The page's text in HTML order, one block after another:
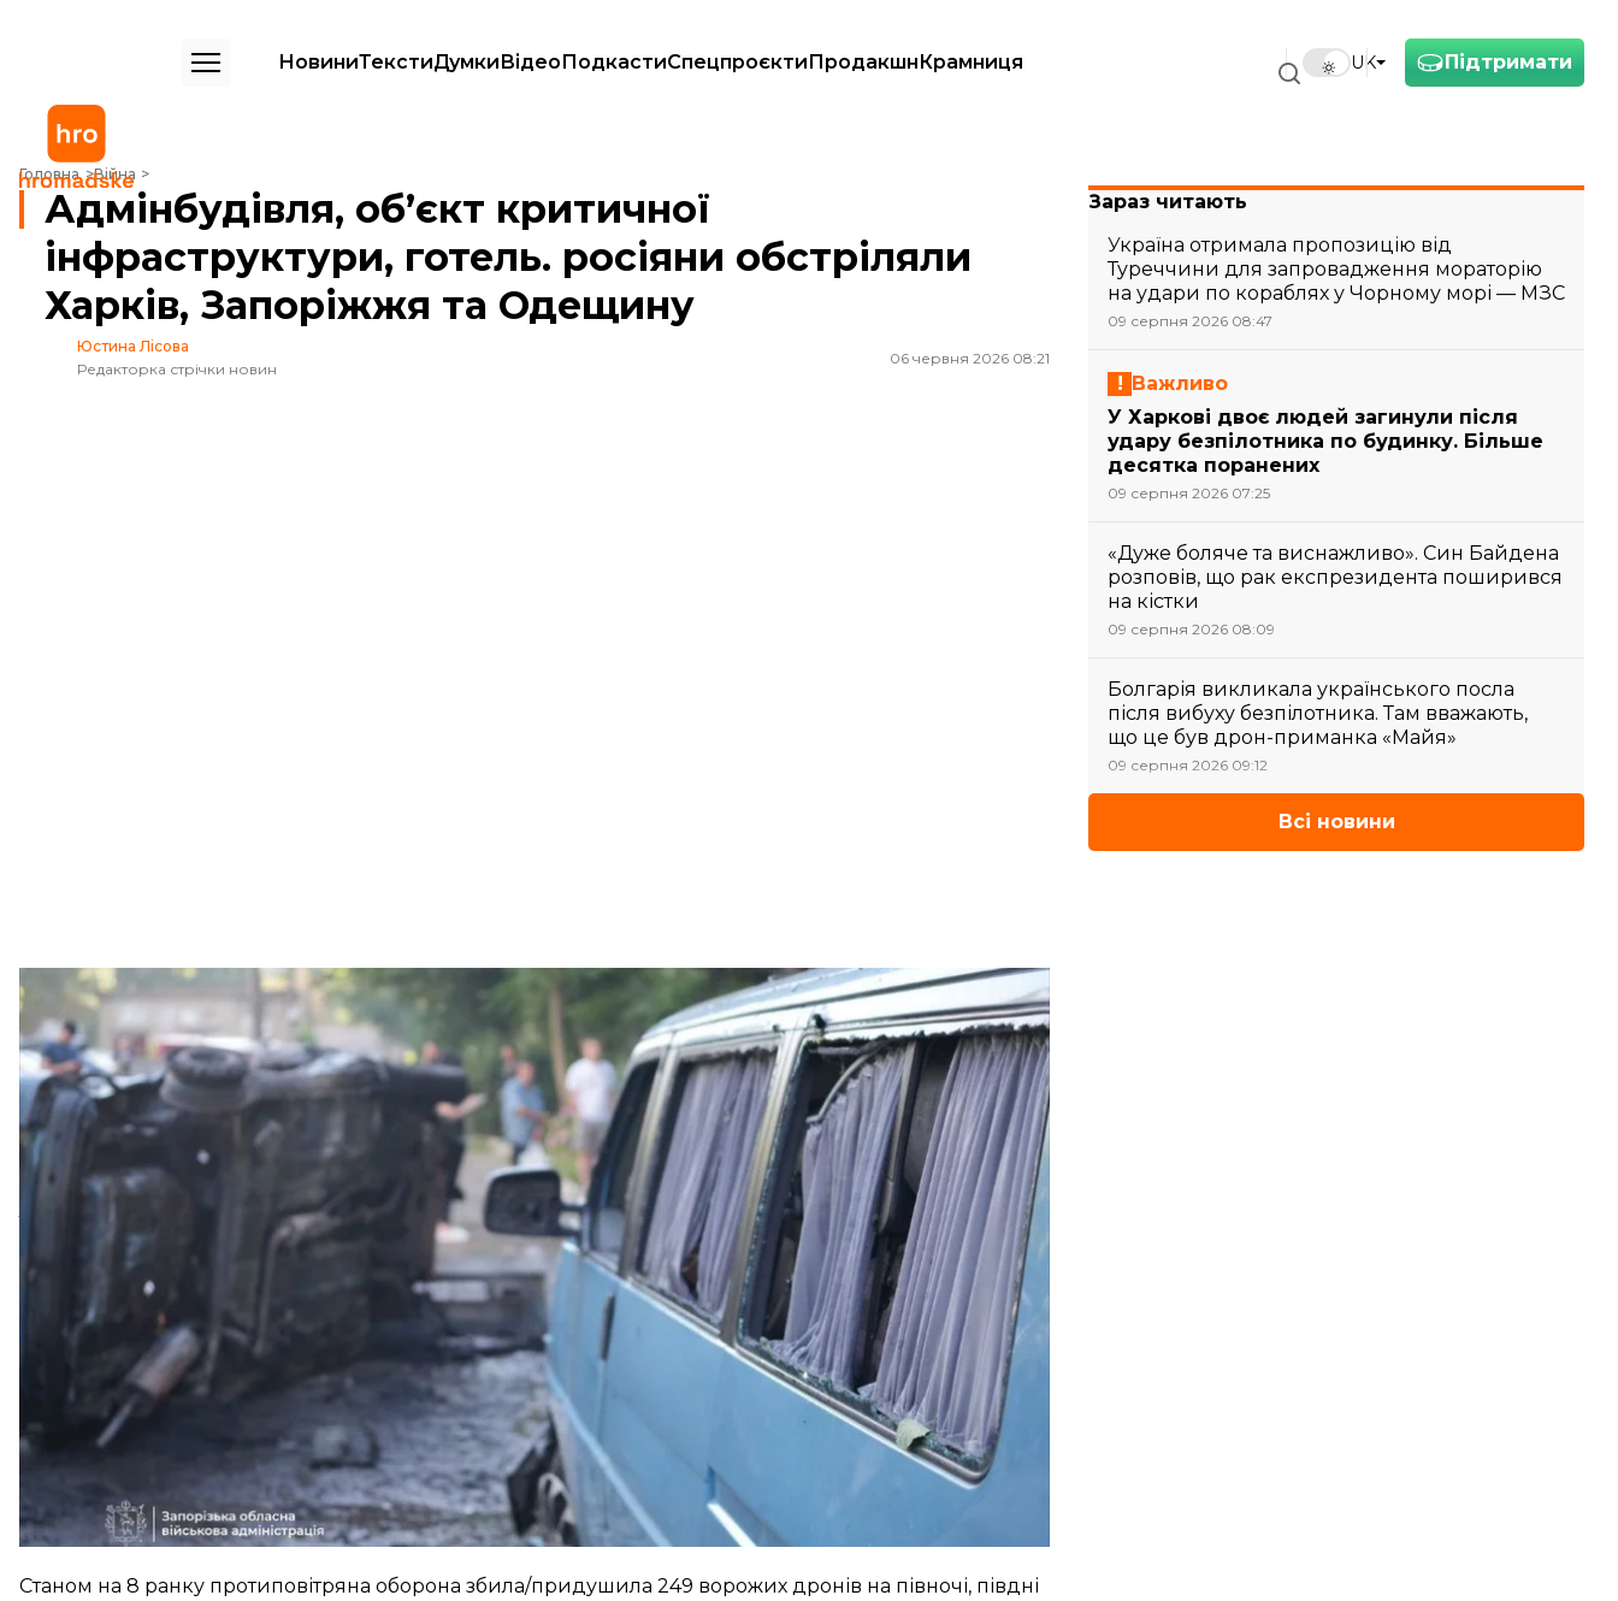
Підтримати
UK
НовиниТекстиДумкиВідеоПодкастиСпецпроєктиПродакшнКрамниця
Головна Війна
Адмінбудівля, обʼєкт критичної інфраструктури, готель. росіяни обстріляли Харків, Запоріжжя та Одещину
Адмінбудівля, обʼєкт критичної
інфраструктури, готель. росіяни обстріляли
Харків, Запоріжжя та Одещину
Юстина Лісова
Редакторка стрічки новин
06 червня 2026 08:21
росіяни вдарили по одному з районів Запоріжжя
Telegram / Іван Федоров
У ніч проти 6 червня російські війська атакували Україну понад 200 безпілотниками різних типів.
Під ударами були, зокрема, Харківська, Запорізька та Одеська області.
Про цеповідомили
в Повітряних силах ЗСУ.
Там кажуть, що загалом росіяни запустили 272 ударні дрони, серед яких Shahed, «Гербера»,
«Італмас», баражувальні боєприпаси «Бандероль» та дрони-імітатори типу «Пародія».
Повітряний напад відбивали авіація, зенітні ракетні війська, підрозділи радіоелектронної боротьби
та безпілотних систем, а також мобільні вогневі групи Сил оборони України.
Станом на 8 ранку протиповітряна оборона збила/придушила 249 ворожих дронів на півночі, півдні
Зараз читають
Україна отримала пропозицію від
Туреччини для запровадження мораторію
на удари по кораблях у Чорному морі — МЗС
09 серпня 2026 08:47
Важливо
У Харкові двоє людей загинули після
удару безпілотника по будинку. Більше
десятка поранених
09 серпня 2026 07:25
«Дуже боляче та виснажливо». Син Байдена
розповів, що рак експрезидента поширився
на кістки
09 серпня 2026 08:09
Болгарія викликала українського посла
після вибуху безпілотника. Там вважають,
що це був дрон-приманка «Майя»
09 серпня 2026 09:12
Всі новини